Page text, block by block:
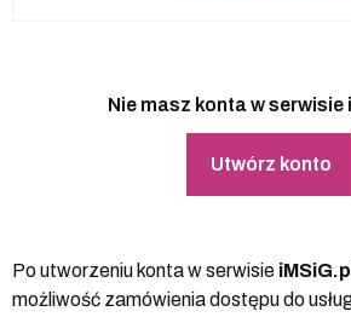
Nie masz konta w serwisie
Utwórz konto
Po utworzeniu konta w serwisie iMSiG.pl
możliwość zamówienia dostępu do